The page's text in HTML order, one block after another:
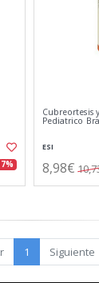
Cubreortesis
Pediatrico
ESI
8,98€
1 Siguiente